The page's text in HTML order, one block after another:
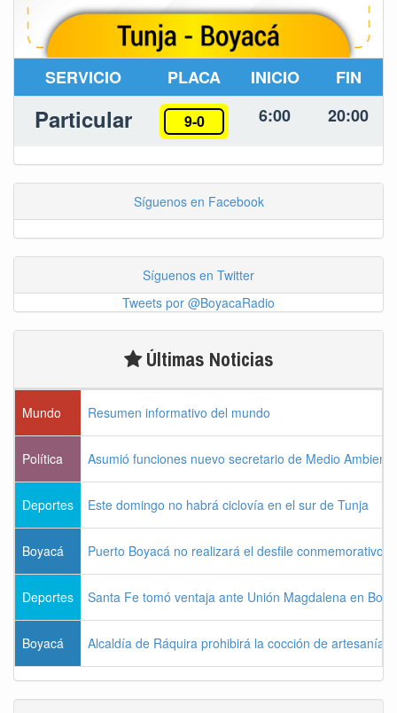
SERVICIO PLACA INICIO FIN
Particular 9-0 6:00 20:00
Síguenos en Facebook
Síguenos en Twitter
Tweets por @BoyacaRadio
Últimas Noticias
Mundo Resumen informativo del mundo
Política Asumió funciones nuevo secretario de Medio
Deportes Este domingo no habrá ciclovía en el sur de Tunja
Boyacá Puerto Boyacá no realizará el desfile conmemorativo
Deportes Santa Fe tomó ventaja ante Unión Magdalena en
Boyacá Alcaldía de Ráquira prohibirá la cocción de